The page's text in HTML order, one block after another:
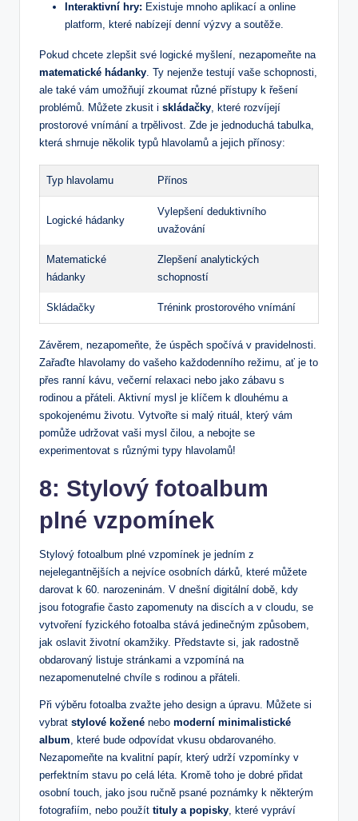
Interaktivní hry: Existuje mnoho aplikací a online
platform, které nabízejí denní výzvy a soutěže.
Pokud chcete zlepšit své logické myšlení, nezapomeňte na
matematické hádanky. Ty nejenže testují vaše schopnosti,
ale také vám umožňují zkoumat různé přístupy k řešení
problémů. Můžete zkusit i skládačky, které rozvíjejí
prostorové vnímání a trpělivost. Zde je jednoduchá tabulka,
která shrnuje několik typů hlavolamů a jejich přínosy:
Typ hlavolamu Přínos
Logické hádanky
Vylepšení deduktivního
uvažování
Matematické
hádanky
Zlepšení analytických
schopností
Skládačky Trénink prostorového vnímání
Závěrem, nezapomeňte, že úspěch spočívá v pravidelnosti.
Zařaďte hlavolamy do vašeho každodenního režimu, ať je to
přes ranní kávu, večerní relaxaci nebo jako zábavu s
rodinou a přáteli. Aktivní mysl je klíčem k dlouhému a
spokojenému životu. Vytvořte si malý rituál, který vám
pomůže udržovat vaši mysl čilou, a nebojte se
experimentovat s různými typy hlavolamů!
8: Stylový fotoalbum
plné vzpomínek
Stylový fotoalbum plné vzpomínek je jedním z
nejelegantnějších a nejvíce osobních dárků, které můžete
darovat k 60. narozeninám. V dnešní digitální době, kdy
jsou fotografie často zapomenuty na discích a v cloudu, se
vytvoření fyzického fotoalba stává jedinečným způsobem,
jak oslavit životní okamžiky. Představte si, jak radostně
obdarovaný listuje stránkami a vzpomíná na
nezapomenutelné chvíle s rodinou a přáteli.
Při výběru fotoalba zvažte jeho design a úpravu. Můžete si
vybrat stylové kožené nebo moderní minimalistické
album, které bude odpovídat vkusu obdarovaného.
Nezapomeňte na kvalitní papír, který udrží vzpomínky v
perfektním stavu po celá léta. Kromě toho je dobré přidat
osobní touch, jako jsou ručně psané poznámky k některým
fotografiím, nebo použít tituly a popisky, které vypráví